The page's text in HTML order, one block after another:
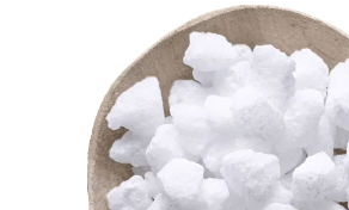
HOMEPAGE
WER SIND WIR ?